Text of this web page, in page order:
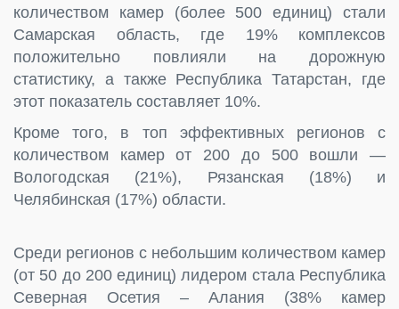
количеством камер (более 500 единиц) стали
Самарская область, где 19% комплексов
положительно повлияли на дорожную
статистику, а также Республика Татарстан, где
этот показатель составляет 10%.
Кроме того, в топ эффективных регионов с
количеством камер от 200 до 500 вошли —
Вологодская (21%), Рязанская (18%) и
Челябинская (17%) области.
Среди регионов с небольшим количеством камер
(от 50 до 200 единиц) лидером стала Республика
Северная Осетия – Алания (38% камер